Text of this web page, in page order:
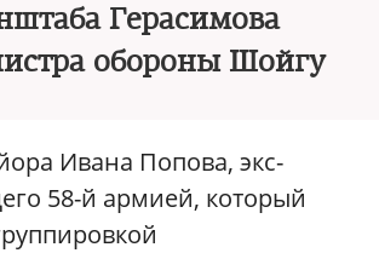
Герасимова
обороны Шойгу
Ивана Попова, экс-
58-й армией, который